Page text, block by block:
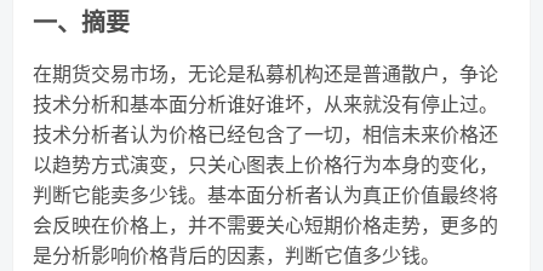
一、摘要
在期货交易市场，无论是私募机构还是普通散户，争论
技术分析和基本面分析谁好谁坏，从来就没有停止过。
技术分析者认为价格已经包含了一切，相信未来价格还
以趋势方式演变，只关心图表上价格行为本身的变化，
判断它能卖多少钱。基本面分析者认为真正价值最终将
会反映在价格上，并不需要关心短期价格走势，更多的
是分析影响价格背后的因素，判断它值多少钱。